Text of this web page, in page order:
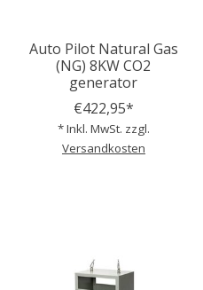
Auto Pilot Natural Gas
(NG) 8KW CO2
generator
€422,95*
* Inkl. MwSt. zzgl.
Versandkosten